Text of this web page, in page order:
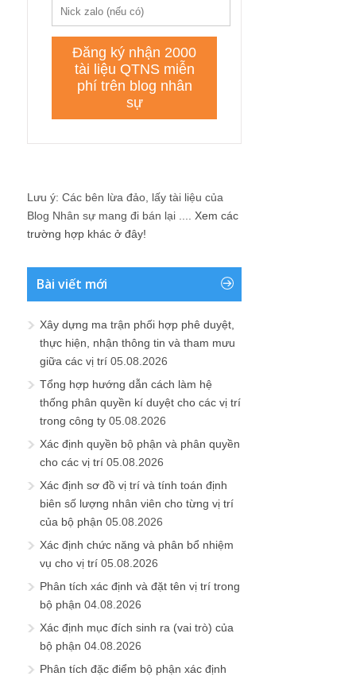
Lưu ý: Các bên lừa đảo, lấy tài liệu của
Blog Nhân sự mang đi bán lại .... Xem các
trường hợp khác ở đây!
Bài viết mới
Xây dựng ma trận phối hợp phê duyệt,
thực hiện, nhận thông tin và tham mưu
giữa các vị trí 05.08.2026
Tổng hợp hướng dẫn cách làm hệ
thống phân quyền kí duyệt cho các vị trí
trong công ty 05.08.2026
Xác định quyền bộ phận và phân quyền
cho các vị trí 05.08.2026
Xác định sơ đồ vị trí và tính toán định
biên số lượng nhân viên cho từng vị trí
của bộ phận 05.08.2026
Xác định chức năng và phân bổ nhiệm
vụ cho vị trí 05.08.2026
Phân tích xác định và đặt tên vị trí trong
bộ phận 04.08.2026
Xác định mục đích sinh ra (vai trò) của
bộ phận 04.08.2026
Phân tích đặc điểm bộ phận xác định